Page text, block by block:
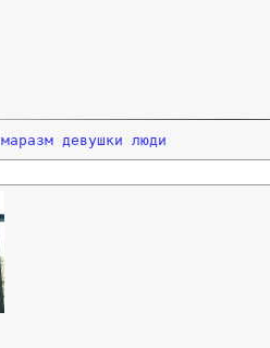
маразм девушки люди